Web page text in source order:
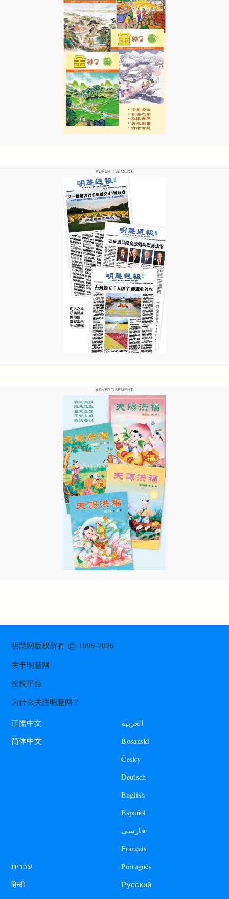
ADVERTISEMENT
ADVERTISEMENT
明慧网版权所有© 1999-2026
关于明慧网
投稿平台
为什么关注明慧网？
正體中文
简体中文
العربية
Bosanski
Česky
Deutsch
English
Español
فارسی
Francais
עברית
हिन्दी
Português
Русский